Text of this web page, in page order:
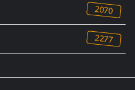
2070
2277